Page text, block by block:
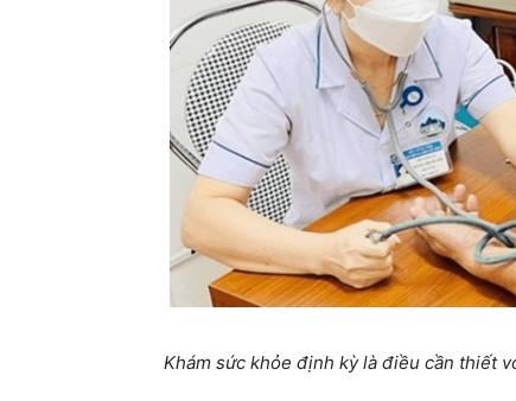
Khám sức khỏe định kỳ là điều cần thiết